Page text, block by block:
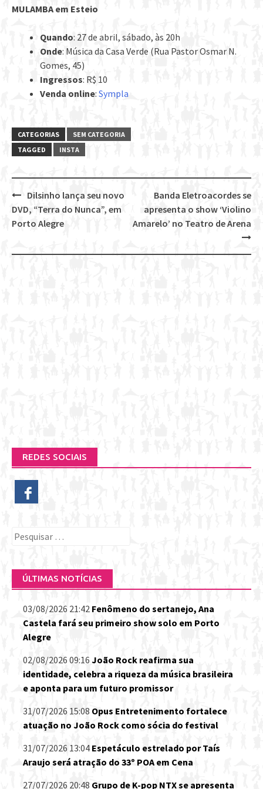
MULAMBA em Esteio
Quando: 27 de abril, sábado, às 20h
Onde: Música da Casa Verde (Rua Pastor Osmar N.
Gomes, 45)
Ingressos: R$ 10
Venda online: Sympla
CATEGORIAS
SEM CATEGORIA
TAGGED
INSTA
Post
navigation
Banda Eletroacordes se
apresenta o show ‘Violino
Amarelo’ no Teatro de Arena
Dilsinho lança seu novo
DVD, “Terra do Nunca”, em
Porto Alegre
REDES SOCIAIS
Pesquisar
ÚLTIMAS NOTÍCIAS
03/08/2026 21:42 Fenômeno do sertanejo, Ana
Castela fará seu primeiro show solo em Porto
Alegre
02/08/2026 09:16 João Rock reafirma sua
identidade, celebra a riqueza da música brasileira
e aponta para um futuro promissor
31/07/2026 15:08 Opus Entretenimento fortalece
atuação no João Rock como sócia do festival
31/07/2026 13:04 Espetáculo estrelado por Taís
Araujo será atração do 33º POA em Cena
27/07/2026 20:48 Grupo de K-pop NTX se apresenta